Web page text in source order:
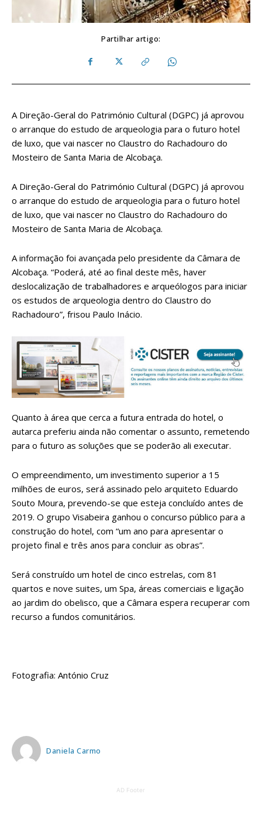
Partilhar artigo:
A Direção-Geral do Património Cultural (DGPC) já aprovou
o arranque do estudo de arqueologia para o futuro hotel
de luxo, que vai nascer no Claustro do Rachadouro do
Mosteiro de Santa Maria de Alcobaça.
A Direção-Geral do Património Cultural (DGPC) já aprovou
o arranque do estudo de arqueologia para o futuro hotel
de luxo, que vai nascer no Claustro do Rachadouro do
Mosteiro de Santa Maria de Alcobaça.
A informação foi avançada pelo presidente da Câmara de
Alcobaça. “Poderá, até ao final deste mês, haver
deslocalização de trabalhadores e arqueólogos para iniciar
os estudos de arqueologia dentro do Claustro do
Rachadouro”, frisou Paulo Inácio.
Quanto à área que cerca a futura entrada do hotel, o
autarca preferiu ainda não comentar o assunto, remetendo
para o futuro as soluções que se poderão ali executar.
O empreendimento, um investimento superior a 15
milhões de euros, será assinado pelo arquiteto Eduardo
Souto Moura, prevendo-se que esteja concluído antes de
2019. O grupo Visabeira ganhou o concurso público para a
construção do hotel, com “um ano para apresentar o
projeto final e três anos para concluir as obras”.
Será construído um hotel de cinco estrelas, com 81
quartos e nove suites, um Spa, áreas comerciais e ligação
ao jardim do obelisco, que a Câmara espera recuperar com
recurso a fundos comunitários.
Fotografia: António Cruz
Daniela Carmo
AD Footer